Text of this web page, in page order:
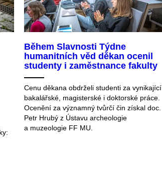
Během Slavnosti Týdne
humanitních věd děkan ocenil
studenty i zaměstnance fakulty
Cenu děkana obdrželi studenti za vynikající
bakalářské, magisterské i doktorské práce.
Ocenění za významný tvůrčí čin získal doc.
Petr Hrubý z Ústavu archeologie
a muzeologie FF MU.